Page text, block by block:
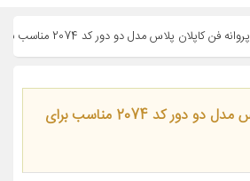
پروانه فن کاپلان پلاس مدل دو دور کد 2074 مناسب برای پراید
پروانه فن کاپلان پلاس مدل دو دور کد 2074 مناسب برای